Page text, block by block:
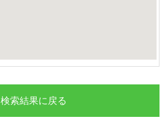
検索結果に戻る